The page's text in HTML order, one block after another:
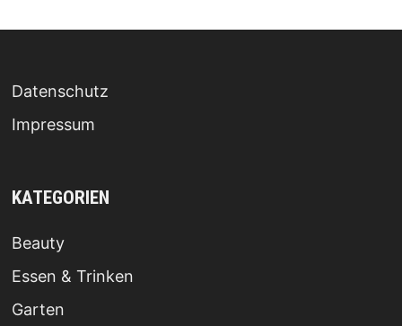
Datenschutz
Impressum
KATEGORIEN
Beauty
Essen & Trinken
Garten